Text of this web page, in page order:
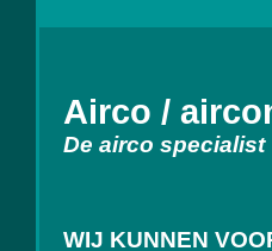
Airco /
De airco
WIJ KUNNEN